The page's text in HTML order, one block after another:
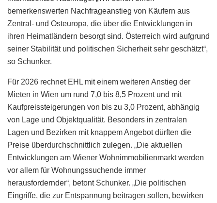
bemerkenswerten Nachfrageanstieg von Käufern aus
Zentral- und Osteuropa, die über die Entwicklungen in
ihren Heimatländern besorgt sind. Österreich wird aufgrund
seiner Stabilität und politischen Sicherheit sehr geschätzt“,
so Schunker.
Für 2026 rechnet EHL mit einem weiteren Anstieg der
Mieten in Wien um rund 7,0 bis 8,5 Prozent und mit
Kaufpreissteigerungen von bis zu 3,0 Prozent, abhängig
von Lage und Objektqualität. Besonders in zentralen
Lagen und Bezirken mit knappem Angebot dürften die
Preise überdurchschnittlich zulegen. „Die aktuellen
Entwicklungen am Wiener Wohnimmobilienmarkt werden
vor allem für Wohnungssuchende immer
herausfordernder“, betont Schunker. „Die politischen
Eingriffe, die zur Entspannung beitragen sollen, bewirken